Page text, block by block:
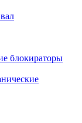
блокираторы